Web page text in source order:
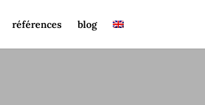
références blog